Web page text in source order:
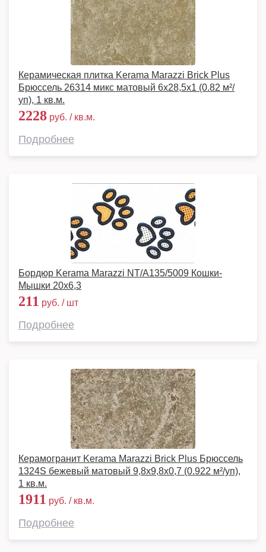
Керамическая плитка Kerama Marazzi Brick Plus
Брюссель 26314 микс матовый 6x28,5х1 (0.82 м²/
уп), 1 кв.м.
2228 руб. / кв.м.
Подробнее
Бордюр Kerama Marazzi NT/A135/5009 Кошки-
Мышки 20х6,3
211 руб. / шт
Подробнее
Керамогранит Kerama Marazzi Brick Plus Брюссель
1324S бежевый матовый 9,8x9,8x0,7 (0.922 м²/уп),
1 кв.м.
1911 руб. / кв.м.
Подробнее